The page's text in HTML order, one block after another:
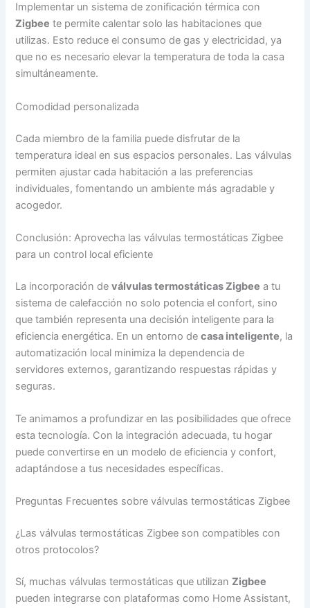
Implementar un sistema de zonificación térmica con
Zigbee te permite calentar solo las habitaciones que
utilizas. Esto reduce el consumo de gas y electricidad, ya
que no es necesario elevar la temperatura de toda la casa
simultáneamente.
Comodidad personalizada
Cada miembro de la familia puede disfrutar de la
temperatura ideal en sus espacios personales. Las válvulas
permiten ajustar cada habitación a las preferencias
individuales, fomentando un ambiente más agradable y
acogedor.
Conclusión: Aprovecha las válvulas termostáticas Zigbee
para un control local eficiente
La incorporación deválvulas termostáticas Zigbee a tu
sistema de calefacción no solo potencia el confort, sino
que también representa una decisión inteligente para la
eficiencia energética. En un entorno decasa inteligente, la
automatización local minimiza la dependencia de
servidores externos, garantizando respuestas rápidas y
seguras.
Te animamos a profundizar en las posibilidades que ofrece
esta tecnología. Con la integración adecuada, tu hogar
puede convertirse en un modelo de eficiencia y confort,
adaptándose a tus necesidades específicas.
Preguntas Frecuentes sobre válvulas termostáticas Zigbee
¿Las válvulas termostáticas Zigbee son compatibles con
otros protocolos?
Sí, muchas válvulas termostáticas que utilizanZigbee
pueden integrarse con plataformas como Home Assistant,